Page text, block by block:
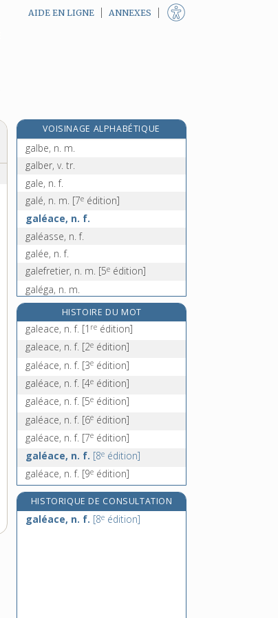
AIDE EN LIGNE ANNEXES
VOISINAGE ALPHABÉTIQUE
galbanum [II][5 eédition]
galbe, n. m.
galber, v. tr.
gale, n. f.
galé, n. m. [7e édition]
galéace, n. f.
galéasse, n. f.
galée, n. f.
galefretier, n. m. [5e édition]
galéga, n. m.
galéjade, n. f.
galéjer, v. intr.
galène, n. f.
galénique, adj.
galénisme, n. m.
HISTOIRE DU MOT
galeace, n. f. [1 re édition]
galeace, n. f. [2e édition]
galéace, n. f. [3e édition]
galéace, n. f. [4e édition]
galéace, n. f. [5e édition]
galéace, n. f. [6e édition]
galéace, n. f. [7e édition]
galéace, n. f. [8e édition]
galéace, n. f. [9e édition]
HISTORIQUE DE CONSULTATION
galéace, n. f. [8e édition]